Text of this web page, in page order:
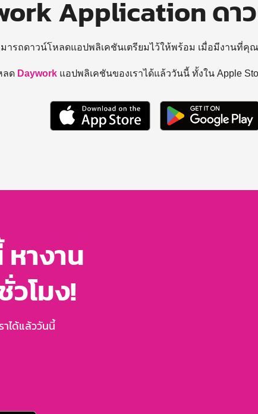
Application ดา
ารถดาวน์โหลดแอปพลิเคชันเตรียมไว้ให้พร้อม เมื่อมีงานที่คุ
ลด Daywork แอปพลิเคชันของเราได้แล้ววันนี้ ทั้งใน Apple
างาน
วโมง!
ได้แล้ววันนี้